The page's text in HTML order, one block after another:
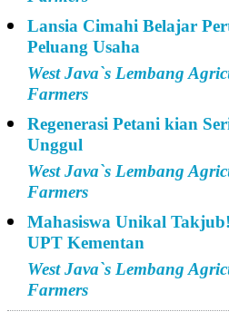
Lansia Cimahi Belajar
Peluang Usaha
West Java`s Lembang
Farmers
Regenerasi Petani kian
Unggul
West Java`s Lembang
Farmers
Mahasiswa Unikal
UPT Kementan
West Java`s Lembang
Farmers